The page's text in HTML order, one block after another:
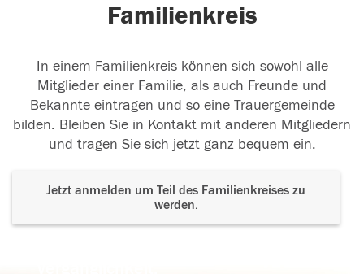
Familienkreis
In einem Familienkreis können sich sowohl alle
Mitglieder einer Familie, als auch Freunde und
Bekannte eintragen und so eine Trauergemeinde
bilden. Bleiben Sie in Kontakt mit anderen Mitgliedern
und tragen Sie sich jetzt ganz bequem ein.
Jetzt anmelden um Teil des Familienkreises zu
werden.